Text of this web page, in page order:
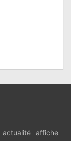
actualité affiche